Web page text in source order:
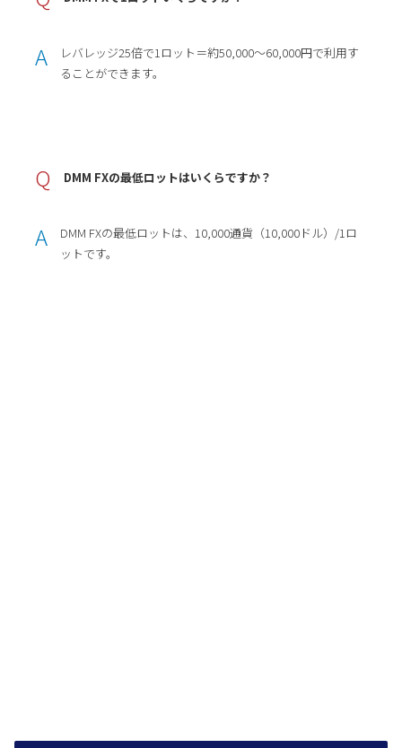
A
レバレッジ25倍で1ロット＝約50,000〜60,000円で利用す
ることができます。
Q DMM FXの最低ロットはいくらですか？
A
DMM FXの最低ロットは、10,000通貨（10,000ドル）/1ロ
ットです。